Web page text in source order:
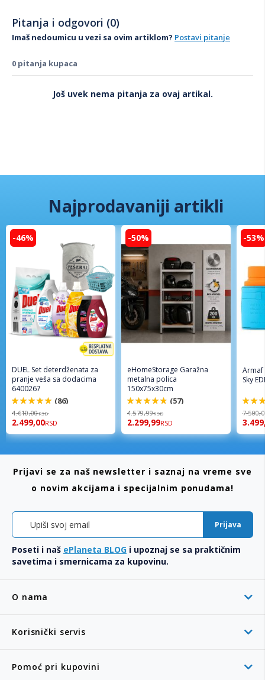
Pitanja i odgovori (0)
Imaš nedoumicu u vezi sa ovim artiklom? Postavi pitanje
0 pitanja kupaca
Još uvek nema pitanja za ovaj artikal.
Najprodavaniji artikli
-46%
DUEL Set deterdženata za
pranje veša sa dodacima
6400267
98%
(86)
4.610,00RSD
2.499,00RSD
-50%
eHomeStorage Garažna
metalna polica
150x75x30cm
96%
(57)
4.579,99RSD
2.299,99RSD
-53%
Armaf
Sky
94%
O nama
Korisnički servis
Pomoć pri kupovini
Prijavi se za naš newsletter i saznaj na vreme sve
o novim akcijama i specijalnim ponudama!
Prijava
Poseti i naš ePlaneta BLOG i upoznaj se sa praktičnim
savetima i smernicama za kupovinu.